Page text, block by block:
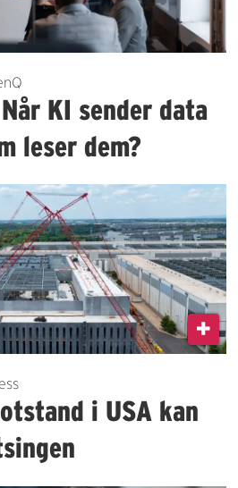
KI sender data
leser dem?
i USA kan